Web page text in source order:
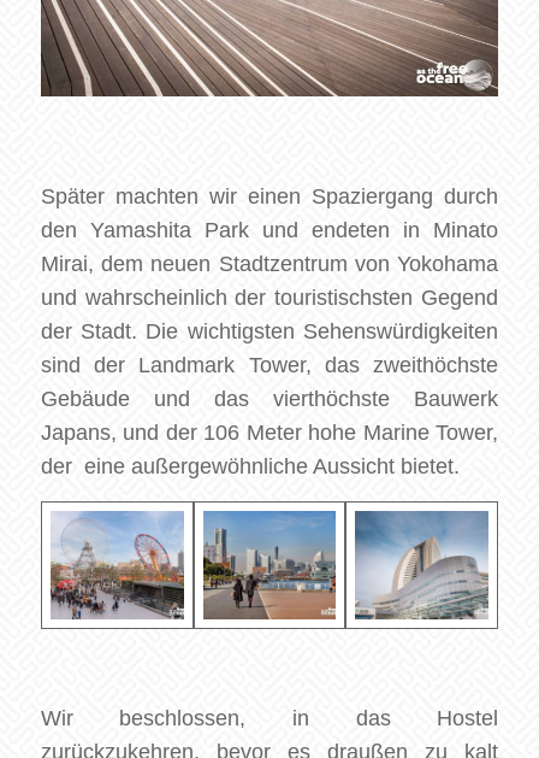
Später machten wir einen Spaziergang durch
den Yamashita Park und endeten in Minato
Mirai, dem neuen Stadtzentrum von Yokohama
und wahrscheinlich der touristischsten Gegend
der Stadt. Die wichtigsten Sehenswürdigkeiten
sind der Landmark Tower, das zweithöchste
Gebäude und das vierthöchste Bauwerk
Japans, und der 106 Meter hohe Marine Tower,
der eine außergewöhnliche Aussicht bietet.
Wir beschlossen, in das Hostel
zurückzukehren, bevor es draußen zu kalt